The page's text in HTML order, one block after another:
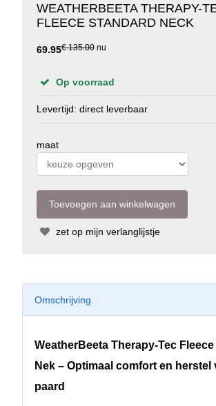
WEATHERBEETA THERAPY-
FLEECE STANDARD NECK
69.95€ 135.00nu
Op voorraad
Levertijd: direct leverbaar
maat
zet op mijn verlanglijstje
Omschrijving
WeatherBeeta Therapy-Tec
Nek – Optimaal comfort en herstel
paard